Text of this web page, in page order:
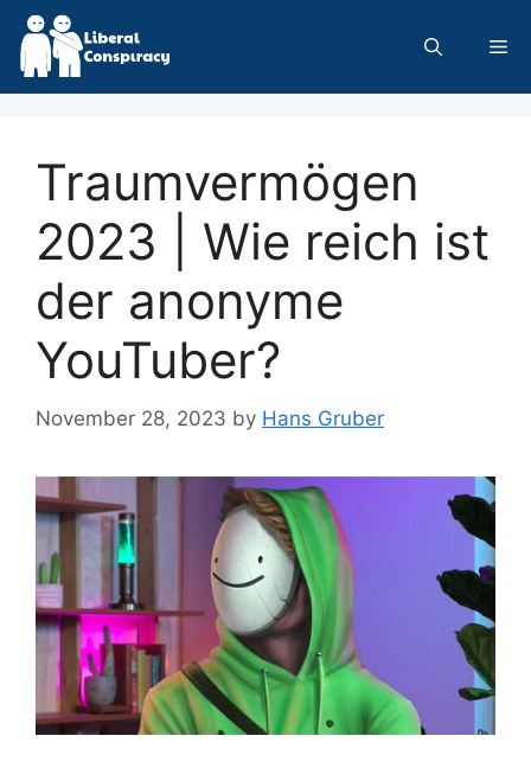
Skip
content
Traumvermögen
2023 | Wie reich ist
der anonyme
YouTuber?
November 28, 2023 by Hans Gruber